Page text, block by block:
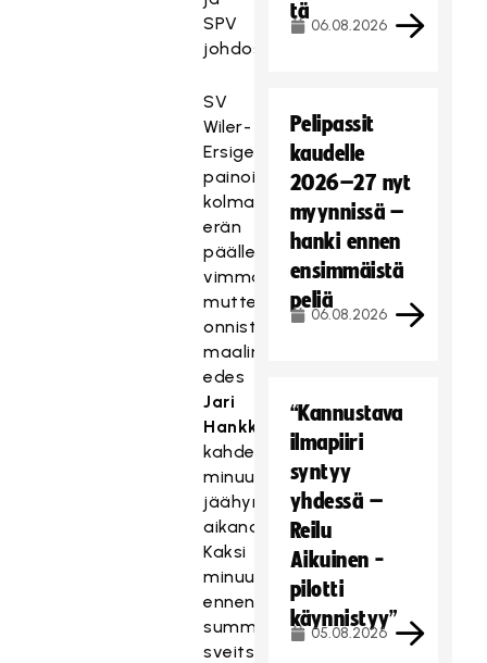
SPV
johdossa.
SV
Wiler-
Ersigen
painoi
kolmannen
erän
päälle
vimmatusti,
muttei
onnistunut
maalinteossa
edes
Jari
Hankkion
kahden
minuutin
jäähyn
aikana.
Kaksi
minuuttia
ennen
summeria
sveitsiläisvahti
tä
06.08.2026
Pelipassit
kaudelle
2026–27 nyt
myynnissä –
hanki ennen
ensimmäistä
peliä
06.08.2026
“Kannustava
ilmapiiri
syntyy
yhdessä –
Reilu
Aikuinen -
pilotti
käynnistyy”
05.08.2026